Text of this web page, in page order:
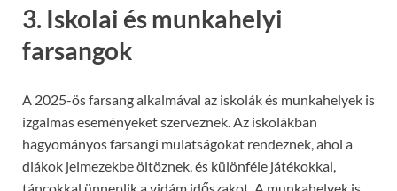
3. Iskolai és munkahelyi
farsangok
A 2025-ös farsang alkalmával az iskolák és munkahelyek is
izgalmas eseményeket szerveznek. Az iskolákban
hagyományos farsangi mulatságokat rendeznek, ahol a
diákok jelmezekbe öltöznek, és különféle játékokkal,